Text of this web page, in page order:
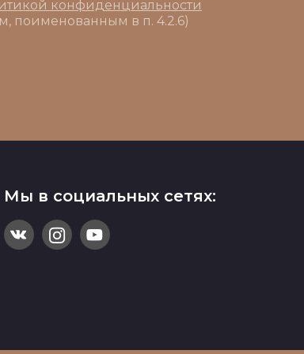
конфиденциальности
поименованным в п. 4.2.6)
Мы в социальных сетях: